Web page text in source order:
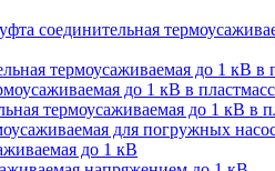
соединительная
термоусаживаемая до 1 кВ в
до 1 кВ в
термоусаживаемая до 1 кВ в
для погружных
до 1 кВ